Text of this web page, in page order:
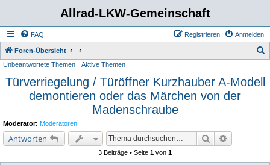
Allrad-LKW-Gemeinschaft
FAQ Anmelden
Registrieren
Foren-Übersicht
Unbeantwortete Themen Aktive Themen
Türverriegelung / Türöffner Kurzhauber A-Modell
demontieren oder das Märchen von der
Madenschraube
Moderator: Moderatoren
Antworten Suche
3 Beiträge • Seite 1 von 1